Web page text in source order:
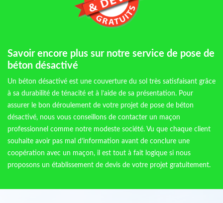
Savoir encore plus sur notre service de pose de
béton désactivé
Un béton désactivé est une couverture du sol très satisfaisant grâce
à sa durabilité de ténacité et à l’aide de sa présentation. Pour
assurer le bon déroulement de votre projet de pose de béton
désactivé, nous vous conseillons de contacter un maçon
professionnel comme notre modeste société. Vu que chaque client
souhaite avoir pas mal d’information avant de conclure une
coopération avec un maçon, il est tout à fait logique si nous
proposons un établissement de devis de votre projet gratuitement.